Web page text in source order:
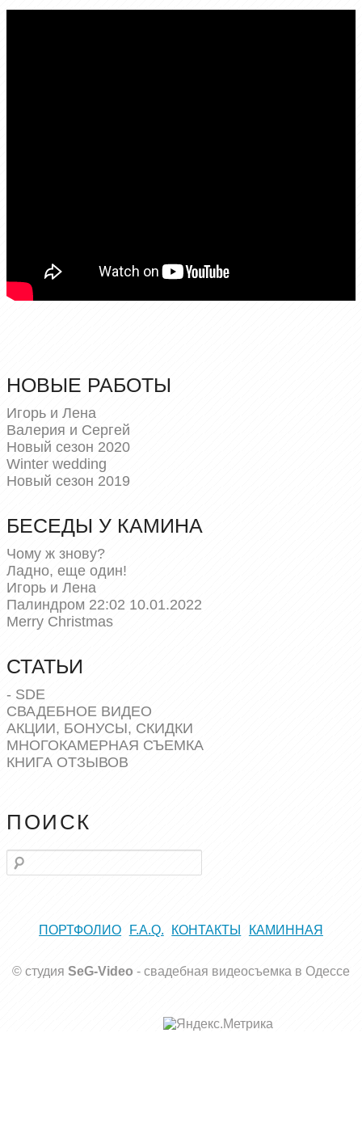
НОВЫЕ РАБОТЫ
Игорь и Лена
Валерия и Сергей
Новый сезон 2020
Winter wedding
Новый сезон 2019
БЕСЕДЫ У КАМИНА
Чому ж знову?
Ладно, еще один!
Игорь и Лена
Палиндром 22:02 10.01.2022
Merry Christmas
СТАТЬИ
- SDE
СВАДЕБНОЕ ВИДЕО
АКЦИИ, БОНУСЫ, СКИДКИ
МНОГОКАМЕРНАЯ СЪЕМКА
КНИГА ОТЗЫВОВ
ПОИСК
Поиск
ПОРТФОЛИО F.A.Q. КОНТАКТЫ КАМИННАЯ
© студия SeG-Video - свадебная видеосъемка в Одессе